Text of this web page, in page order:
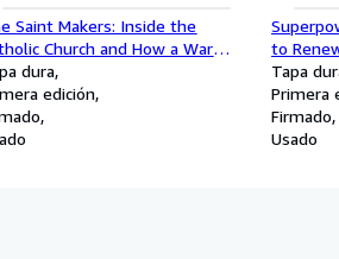
Saint Makers: Inside the
Church and How a War
Inspired a Journey of Faith
dura
edición
to
Tapa
Primera
Firmado
Usado